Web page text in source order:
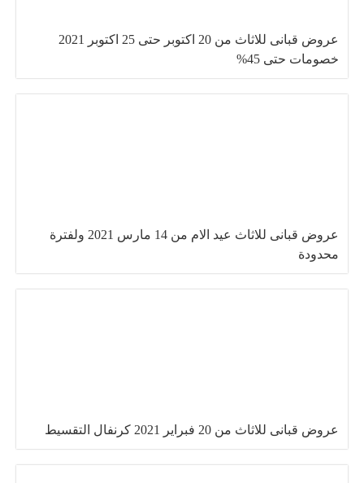
عروض قبانى للاثاث من 20 اكتوبر حتى 25 اكتوبر 2021
خصومات حتى 45%
عروض قبانى للاثاث عيد الام من 14 مارس 2021 ولفترة
محدودة
عروض قبانى للاثاث من 20 فبراير 2021 كرنفال التقسيط